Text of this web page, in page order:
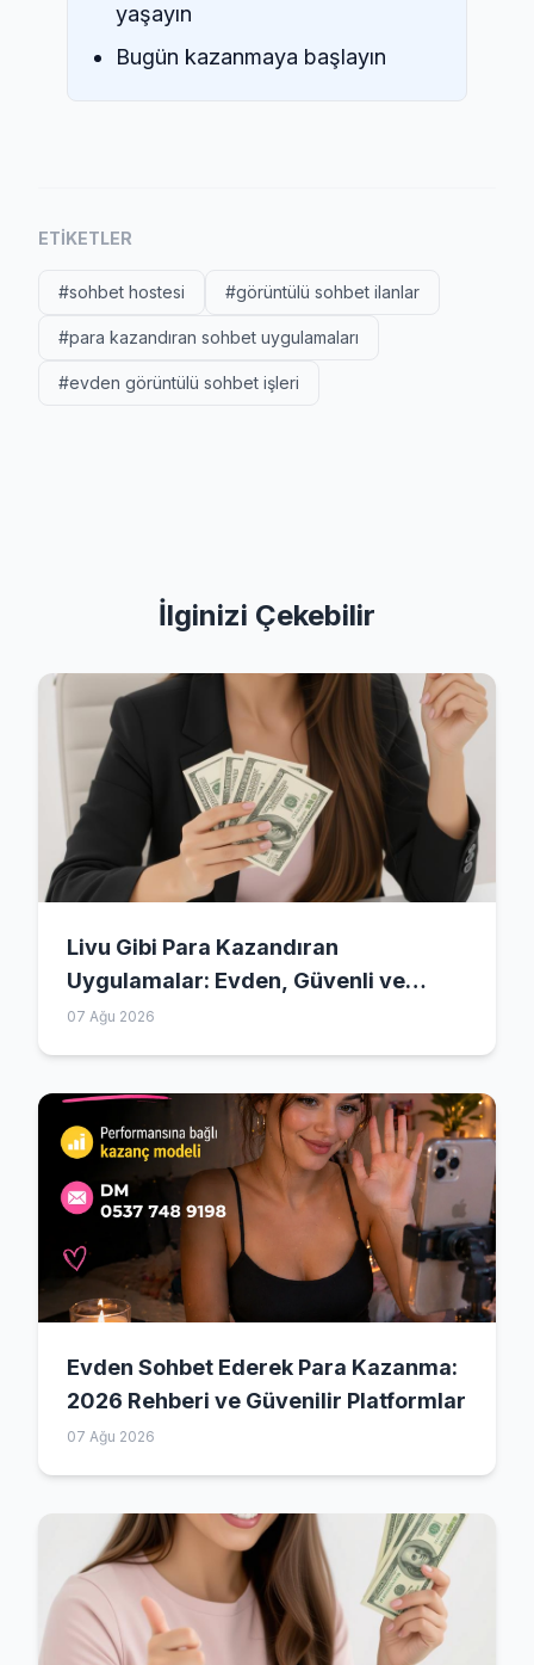
yaşayın
Bugün kazanmaya başlayın
ETIKETLER
#sohbet hostesi #görüntülü sohbet ilanlar
#para kazandıran sohbet uygulamaları
#evden görüntülü sohbet işleri
İlginizi Çekebilir
Livu Gibi Para Kazandıran
Uygulamalar: Evden, Güvenli ve
Esnek Gelir Modeli
07 Ağu 2026
Evden Sohbet Ederek Para Kazanma:
2026 Rehberi ve Güvenilir Platformlar
07 Ağu 2026